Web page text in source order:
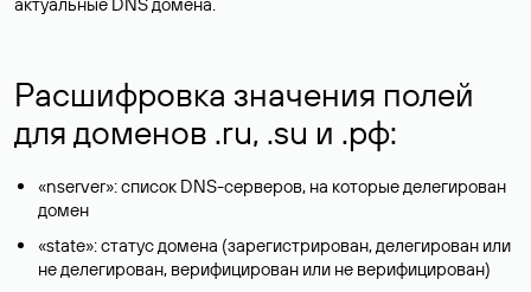
Расшифровка значения полей
для доменов .ru, .su и .рф:
«nserver»: список DNS-серверов, на которые делегирован
домен
«state»: статус домена (зарегистрирован, делегирован или
не делегирован, верифицирован или не верифицирован)